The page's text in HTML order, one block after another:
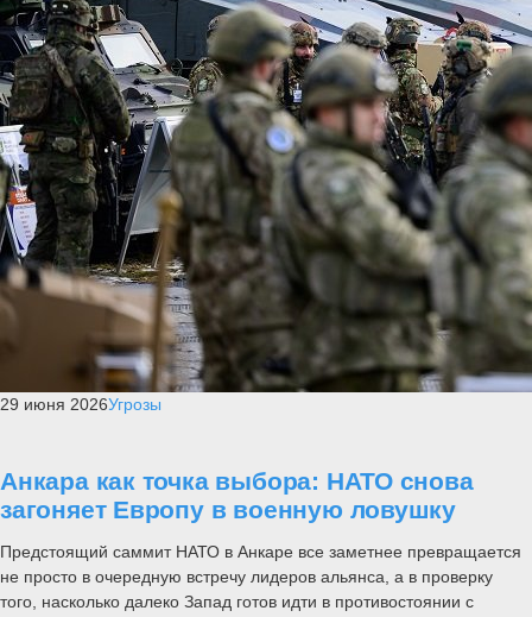
29 июня 2026Угрозы
Анкара как точка выбора: НАТО снова
загоняет Европу в военную ловушку
Предстоящий саммит НАТО в Анкаре все заметнее превращается
не просто в очередную встречу лидеров альянса, а в проверку
того, насколько далеко Запад готов идти в противостоянии с